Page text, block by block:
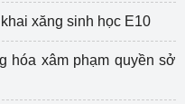
xăng sinh học E10
hóa xâm phạm quyền sở